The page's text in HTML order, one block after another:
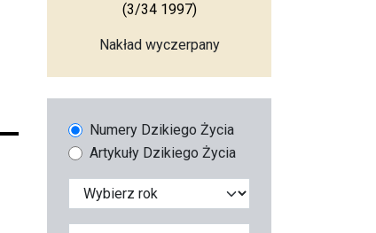
(3/34 1997)
Nakład wyczerpany
Numery Dzikiego Życia
Artykuły Dzikiego Życia